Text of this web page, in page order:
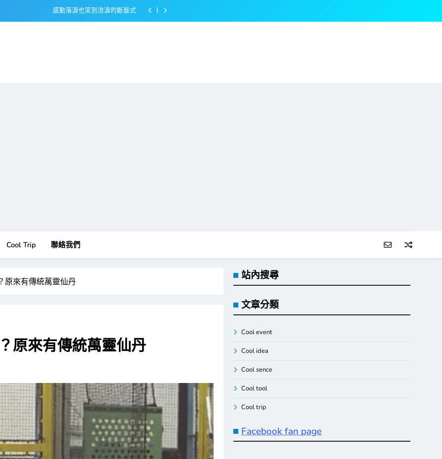
感動落淚也笑到流淚的斷髮式
Cool Trip 聯絡我們
原來有傳統萬靈仙丹
原來有傳統萬靈仙丹
站內搜尋
文章分類
Cool event
Cool idea
Cool sence
Cool tool
Cool trip
Facebook fan page